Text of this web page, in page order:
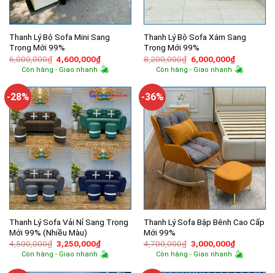
Thanh Lý Bộ Sofa Mini Sang
Trọng Mới 99%
6,000,000₫ Giá
gốc
là:
4,600,000₫Giá
hiện
tại
4,600,000₫.
Còn hàng - Giao nhanh
Thanh Lý Bộ Sofa Xám Sang
Trọng Mới 99%
8,200,000₫ Giá
gốc
là:
6,000,000₫Giá
hiện
tại
Còn hàng - Giao nhanh
-28%
Thanh Lý Sofa Vải Nỉ Sang Trọng
Mới 99% (Nhiều Màu)
4,500,000₫ Giá
gốc
là:
3,250,000₫Giá
hiện
tại
Còn hàng - Giao nhanh
-36%
Thanh Lý Sofa Bập Bênh Cao Cấp
Mới 99%
4,700,000₫ Giá
gốc
là:
3,000,000₫Giá
hiện
tại
Còn hàng - Giao nhanh